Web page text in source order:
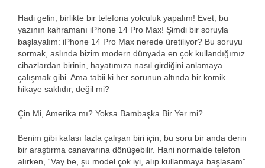
Hadi gelin, birlikte bir telefona yolculuk yapalım! Evet, bu
yazının kahramanı iPhone 14 Pro Max! Şimdi bir soruyla
başlayalım: iPhone 14 Pro Max nerede üretiliyor? Bu soruyu
sormak, aslında bizim modern dünyada en çok kullandığımız
cihazlardan birinin, hayatımıza nasıl girdiğini anlamaya
çalışmak gibi. Ama tabii ki her sorunun altında bir komik
hikaye saklıdır, değil mi?
Çin Mi, Amerika mı? Yoksa Bambaşka Bir Yer mi?
Benim gibi kafası fazla çalışan biri için, bu soru bir anda derin
bir araştırma canavarına dönüşebilir. Hani normalde telefon
alırken, “Vay be, şu model çok iyi, alıp kullanmaya başlasam”